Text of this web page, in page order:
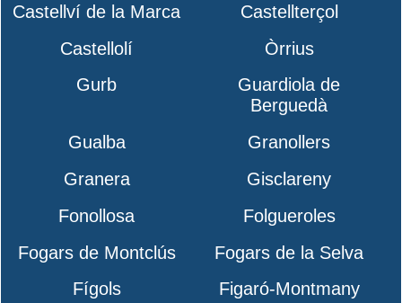
Castellví de la Marca
Castellterçol
Castellolí
Òrrius
Gurb
Guardiola de
Berguedà
Gualba
Granollers
Granera
Gisclareny
Fonollosa
Folgueroles
Fogars de Montclús
Fogars de la Selva
Fígols
Figaró-Montmany